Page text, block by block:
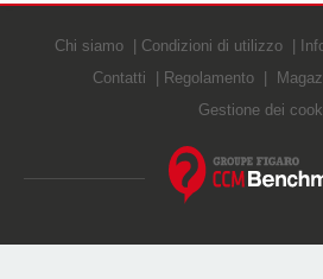
Chi siamo Condizioni di utilizzo
Contatti
Regolamento
Gestione dei